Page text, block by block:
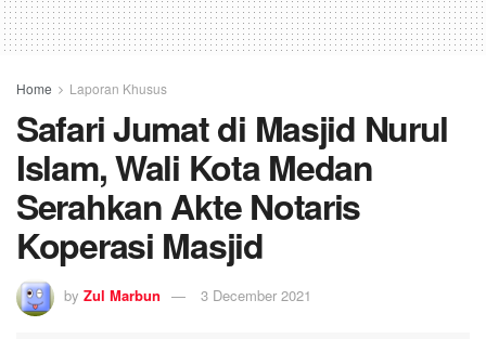
Home Laporan Khusus
Safari Jumat di Masjid Nurul
Islam, Wali Kota Medan
Serahkan Akte Notaris
Koperasi Masjid
by Zul Marbun 3 December 2021